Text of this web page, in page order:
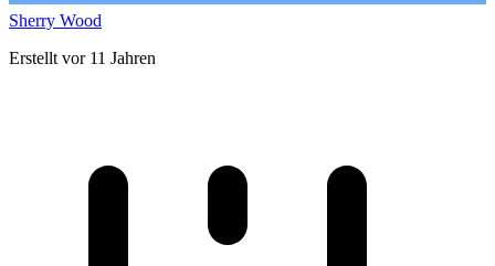
Sherry Wood
Erstellt vor 11 Jahren